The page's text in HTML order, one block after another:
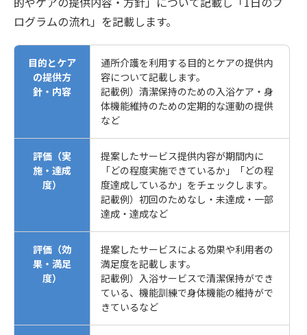
ログラムの流れ」を記載します。
目的とケア
の提供方
針・内容
通所介護を利用する目的とケアの提供内
容について記載します。
記載例）清潔保持のための入浴ケア・身
体機能維持のための定期的な運動の提供
など
評価（実
施・達成
度）
提案したサービス提供内容が期間内に
「どの程度実施できているか」「どの程
度達成しているか」をチェックします。
記載例）初回のためなし・未達成・一部
達成・達成など
評価（効
果・満足
度）
提案したサービスによる効果や利用者の
満足度を記載します。
記載例）入浴サービスで清潔保持ができ
ている、機能訓練で身体機能の維持がで
きているなど